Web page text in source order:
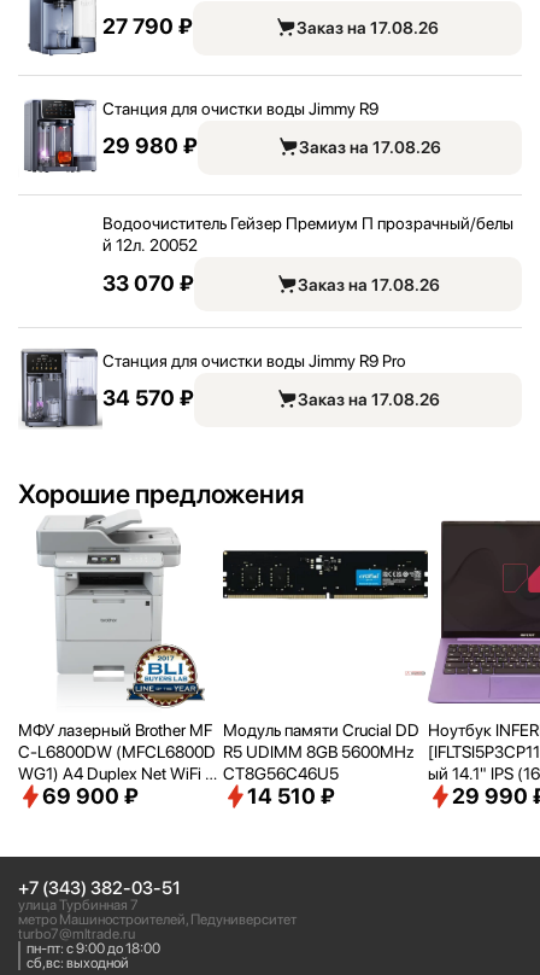
27 790 ₽ Заказ на 17.08.26
Станция для очистки воды Jimmy R9
29 980 ₽ Заказ на 17.08.26
Водоочиститель Гейзер Премиум П прозрачный/белы
й 12л. 20052
33 070 ₽ Заказ на 17.08.26
Станция для очистки воды Jimmy R9 Pro
34 570 ₽ Заказ на 17.08.26
Хорошие предложения
МФУ лазерный Brother MF
C-L6800DW (MFCL6800D
WG1) A4 Duplex Net WiFi се
рый69 900 ₽
Модуль памяти Crucial DD
R5 UDIMM 8GB 5600MHz
CT8G56C46U5
14 510 ₽
Ноутбук
ый 14.1" IPS
200 WUXGA/
ooth/Win 11Pro
29 990
+7 (343) 382-03-51
улица Турбинная 7
метро Машиностроителей, Педуниверситет
turbo7@mltrade.ru
пн-пт: с 9:00 до 18:00
сб,вс: выходной